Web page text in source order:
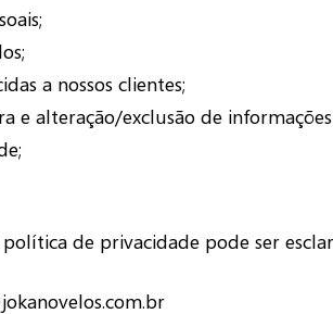
a nossos clientes;
e alteração/exclusão de informações
de privacidade pode ser